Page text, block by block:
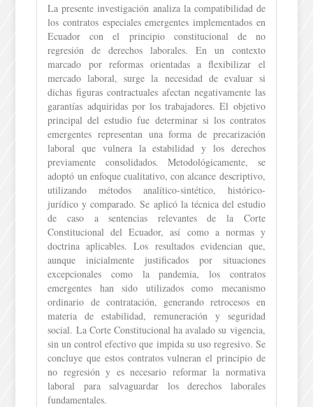
La presente investigación analiza la compatibilidad de
los contratos especiales emergentes implementados en
Ecuador con el principio constitucional de no
regresión de derechos laborales. En un contexto
marcado por reformas orientadas a flexibilizar el
mercado laboral, surge la necesidad de evaluar si
dichas figuras contractuales afectan negativamente las
garantías adquiridas por los trabajadores. El objetivo
principal del estudio fue determinar si los contratos
emergentes representan una forma de precarización
laboral que vulnera la estabilidad y los derechos
previamente consolidados. Metodológicamente, se
adoptó un enfoque cualitativo, con alcance descriptivo,
utilizando métodos analítico-sintético, histórico-
jurídico y comparado. Se aplicó la técnica del estudio
de caso a sentencias relevantes de la Corte
Constitucional del Ecuador, así como a normas y
doctrina aplicables. Los resultados evidencian que,
aunque inicialmente justificados por situaciones
excepcionales como la pandemia, los contratos
emergentes han sido utilizados como mecanismo
ordinario de contratación, generando retrocesos en
materia de estabilidad, remuneración y seguridad
social. La Corte Constitucional ha avalado su vigencia,
sin un control efectivo que impida su uso regresivo. Se
concluye que estos contratos vulneran el principio de
no regresión y es necesario reformar la normativa
laboral para salvaguardar los derechos laborales
fundamentales.